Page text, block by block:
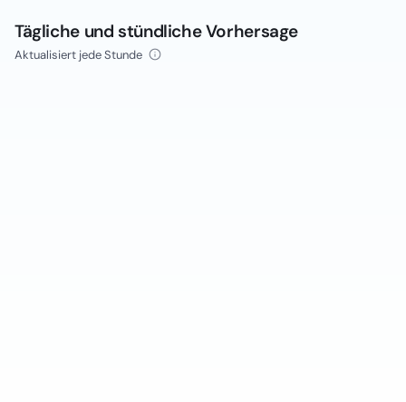
Tägliche und stündliche Vorhersage
Aktualisiert jede Stunde